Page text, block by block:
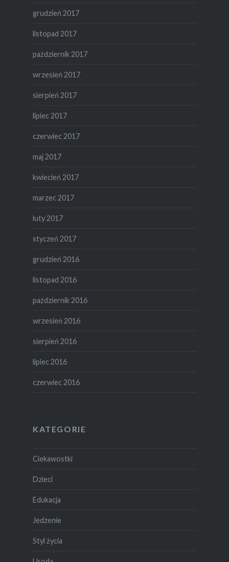
grudzień 2017
listopad 2017
październik 2017
wrzesień 2017
sierpień 2017
lipiec 2017
czerwiec 2017
maj 2017
kwiecień 2017
marzec 2017
luty 2017
styczeń 2017
grudzień 2016
listopad 2016
październik 2016
wrzesień 2016
sierpień 2016
lipiec 2016
czerwiec 2016
KATEGORIE
Ciekawostki
Dzieci
Edukacja
Jedzenie
Styl życia